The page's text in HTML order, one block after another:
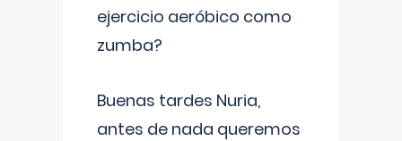
ejercicio aeróbico como
zumba?
Buenas tardes Nuria,
antes de nada queremos